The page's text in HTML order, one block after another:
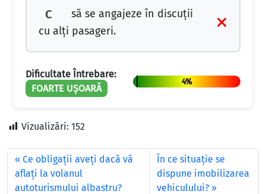
C
să se angajeze în discuţii
cu alţi pasageri.
Dificultate Întrebare:
FOARTE UȘOARĂ
4%
Vizualizări: 152
Ce obligaţii aveţi dacă vă
aflaţi la volanul
autoturismului albastru?
În ce situație se
dispune imobilizarea
vehiculului?